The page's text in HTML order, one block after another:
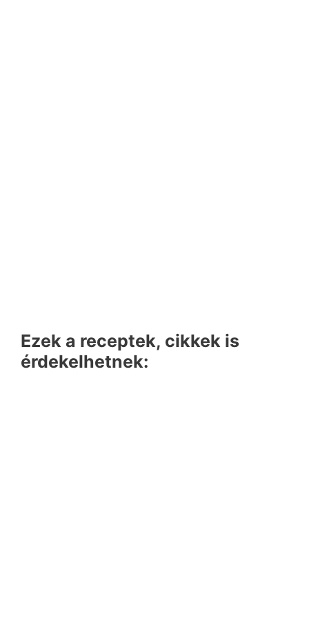
Ezek a receptek, cikkek is
érdekelhetnek: